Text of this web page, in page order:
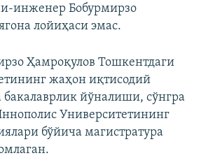
инженер Бобурмирзо
лойиҳаси эмас.
Ҳамроқулов Тошкентдаги
жаҳон иқтисодий
бакалаврлик йўналиши, сўнгра
Университетининг
бўйича магистратура